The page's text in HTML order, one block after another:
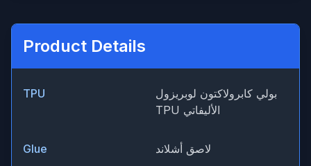
Product Details
TPU
بولي كابرولاكتون لوبريزول
TPU الأليفاتي
Glue لاصق أشلاند